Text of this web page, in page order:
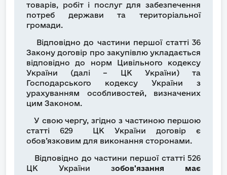
товарів, робіт і послуг для забезпечення
потреб держави та територіальної
громади.
Відповідно до частини першої статті 36
Закону договір про закупівлю укладається
відповідно до норм Цивільного кодексу
України (далі – ЦК України) та
Господарського кодексу України з
урахуванням особливостей, визначених
цим Законом.
У свою чергу, згідно з частиною першою
статті 629 ЦК України договір є
обов’язковим для виконання сторонами.
Відповідно до частини першої статті 526
ЦК України зобов'язання має